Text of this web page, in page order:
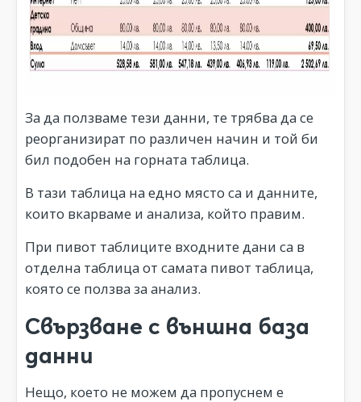
За да ползваме тези данни, те трябва да се
реорганизират по различен начин и той би
бил подобен на горната таблица.
В тази таблица на едно място са и данните,
които вкарваме и анализа, който правим.
При пивот таблиците входните дани са в
отделна таблица от самата пивот таблица,
която се ползва за анализ.
Свързване с външна база
данни
Нещо, което не можем да пропуснем е